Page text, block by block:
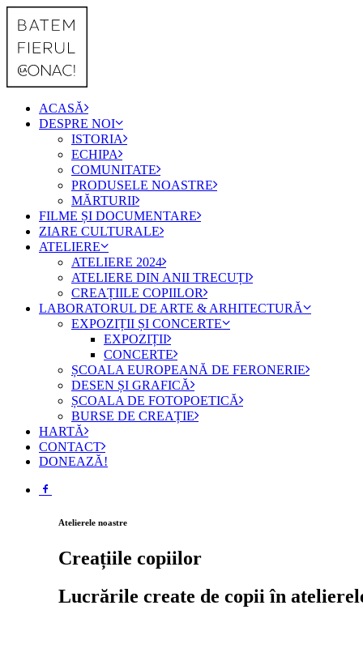
ACASĂ
DESPRE NOI
ISTORIA
ECHIPA
COMUNITATE
PRODUSELE NOASTRE
MĂRTURII
FILME ȘI DOCUMENTARE
ZIARE CULTURALE
ATELIERE
ATELIERE 2024
ATELIERE DIN ANII TRECUȚI
CREAȚIILE COPIILOR
LABORATORUL DE ARTE & ARHITECTURĂ
EXPOZIȚII ȘI CONCERTE
EXPOZIȚII
CONCERTE
ȘCOALA EUROPEANĂ DE FERONERIE
DESEN ȘI GRAFICĂ
ȘCOALA DE FOTOPOETICĂ
BURSE DE CREAȚIE
HARTĂ
CONTACT
DONEAZĂ!
Atelierele noastre
Creațiile copiilor
Lucrările create de copii în